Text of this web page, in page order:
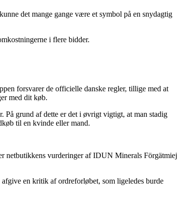
det mange gange være et symbol på en snydagtig
i flere bidder.
forsvarer de officielle danske regler, tillige med at
med dit køb.
grund af dette er det i øvrigt vigtigt, at man stadig
til en kvinde eller mand.
netbutikkens vurderinger af IDUN Minerals Förgätmiej
en kritik af ordreforløbet, som ligeledes burde